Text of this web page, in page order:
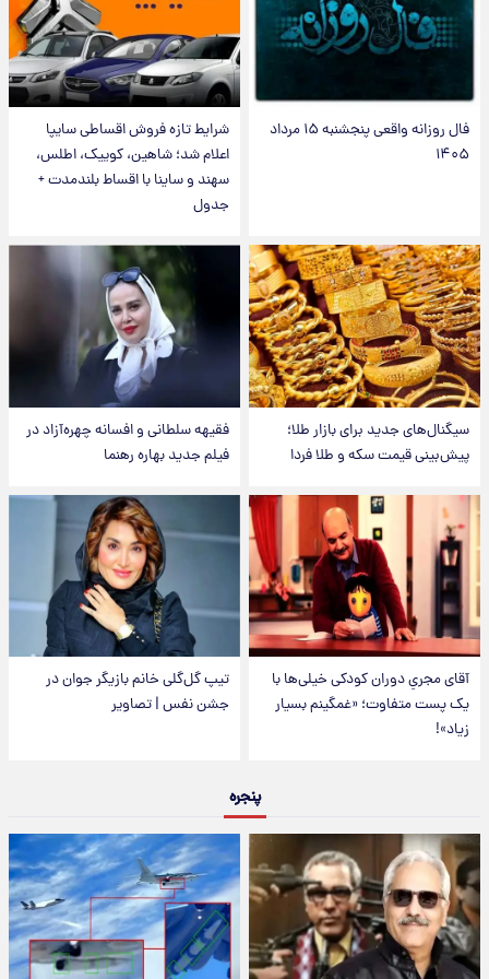
فال روزانه واقعی پنجشنبه ۱۵ مرداد
۱۴۰۵
شرایط تازه فروش اقساطی سایپا
اعلام شد؛ شاهین، کوییک، اطلس،
سهند و ساینا با اقساط بلندمدت +
جدول
سیگنال‌های جدید برای بازار طلا؛
پیش‌بینی قیمت سکه و طلا فردا
فقیهه سلطانی و افسانه چهره‌آزاد در
فیلم جدید بهاره رهنما
آقای مجریِ دوران کودکی خیلی‌ها با
یک پست متفاوت؛ «غمگینم بسیار
زیاد»!
تیپ گل‌گلی خانم بازیگر جوان در
جشن نفس | تصاویر
پنجره